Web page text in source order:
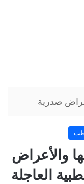
صدرية
والأعراض
العاجلة